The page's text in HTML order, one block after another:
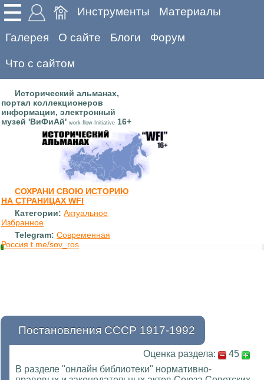
Инструменты Материалы
Галерея О сайте Блоги Форум
Что с сайтом
Исторический альманах,
портал коллекционеров
информации, электронный
музей 'ВиФиАй' work-flow-Initiative 16+
СОХРАНИ СВОЮ ИСТОРИЮ
НА СТРАНИЦАХ WFI
Категории: Актуальное
Избранное
Telegram: Современная
Россия t.me/sov_ros
Постановления СССР 1917-1992
Оценка раздела:
45
В разделе "онлайн библиотеки" нормативно-